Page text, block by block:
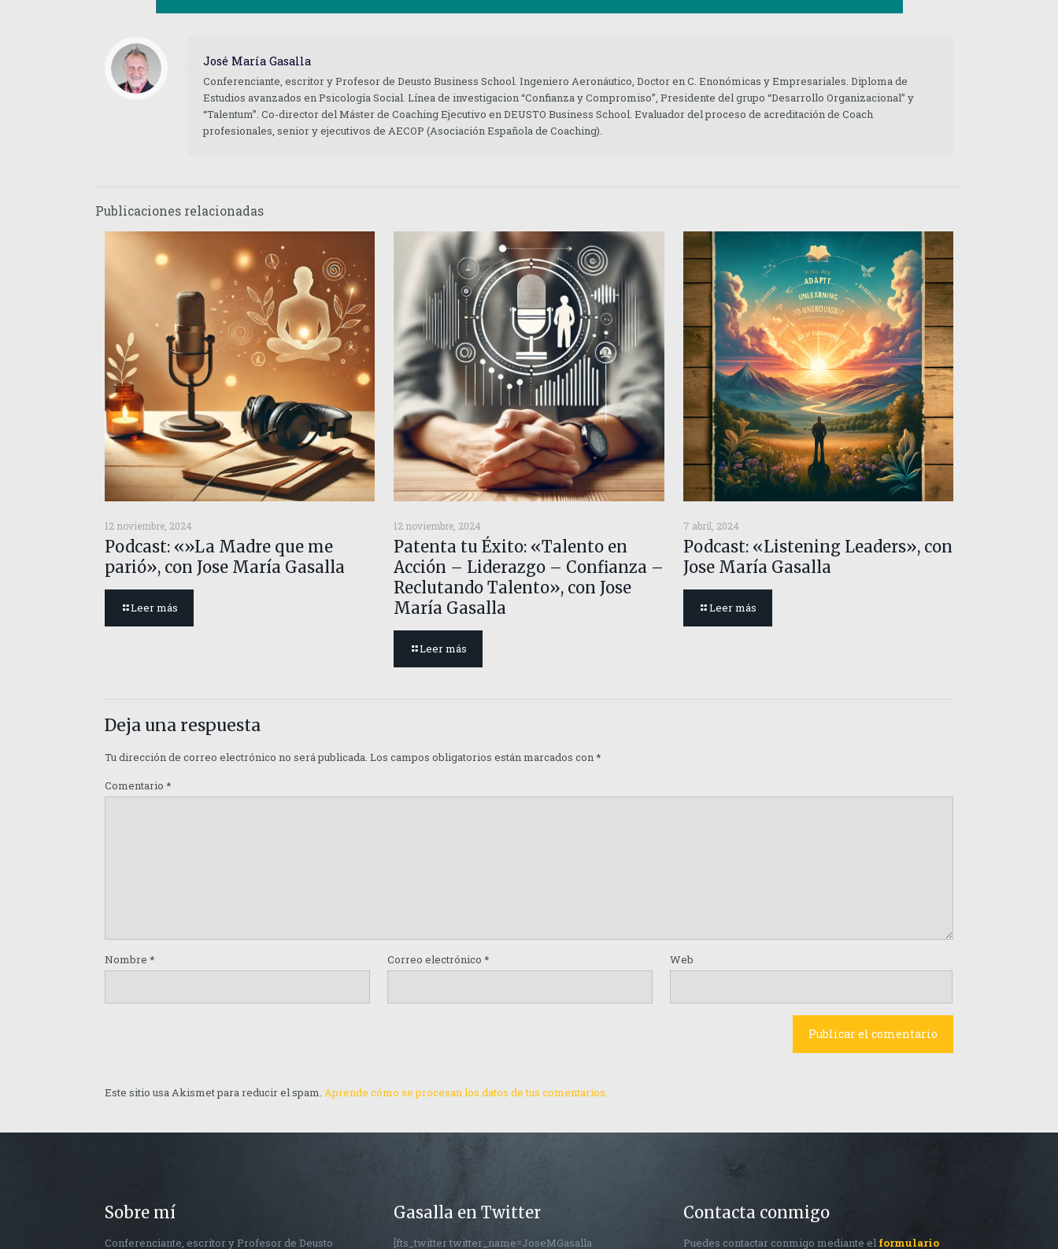
José María Gasalla
Conferenciante, escritor y Profesor de Deusto Business School. Ingeniero Aeronáutico, Doctor en C. Enonómicas y Empresariales. Diploma de
Estudios avanzados en Psicología Social. Línea de investigacion “Confianza y Compromiso”, Presidente del grupo “Desarrollo Organizacional” y
“Talentum”. Co-director del Máster de Coaching Ejecutivo en DEUSTO Business School. Evaluador del proceso de acreditación de Coach
profesionales, senior y ejecutivos de AECOP (Asociación Española de Coaching).
Publicaciones relacionadas
12 noviembre, 2024
Podcast: «»La Madre que me
parió», con Jose María Gasalla
Leer más
12 noviembre, 2024
Patenta tu Éxito: «Talento en
Acción – Liderazgo – Confianza –
Reclutando Talento», con Jose
María Gasalla
Leer más
7 abril, 2024
Podcast: «Listening Leaders», con
Jose María Gasalla
Leer más
Deja una respuesta
Tu dirección de correo electrónico no será publicada. Los campos obligatorios están marcados con*
Comentario *
Nombre * Correo electrónico * Web
Este sitio usa Akismet para reducir el spam. Aprende cómo se procesan los datos de tus comentarios.
Sobre mí
Conferenciante, escritor y Profesor de Deusto
Gasalla en Twitter
[fts_twitter twitter_name=JoseMGasalla
Contacta conmigo
Puedes contactar conmigo mediante el formulario